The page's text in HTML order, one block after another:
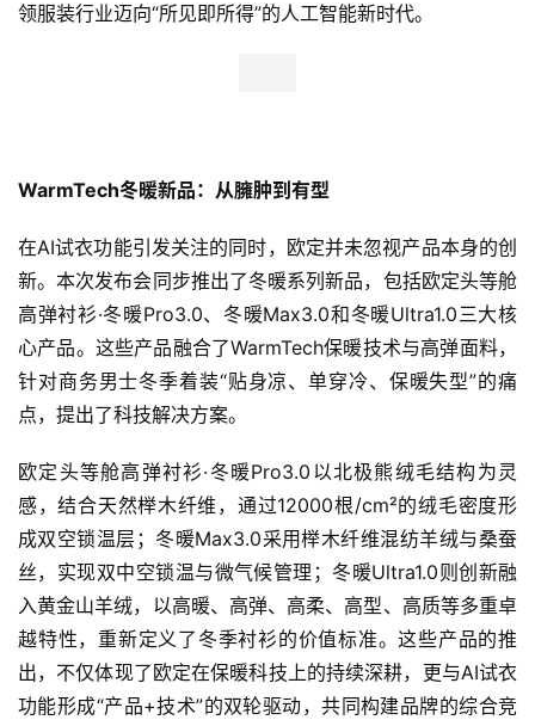
领服装行业迈向“所见即所得”的人工智能新时代。
WarmTech冬暖新品：从臃肿到有型
在AI试衣功能引发关注的同时，欧定并未忽视产品本身的创
新。本次发布会同步推出了冬暖系列新品，包括欧定头等舱
高弹衬衫·冬暖Pro3.0、冬暖Max3.0和冬暖Ultra1.0三大核
心产品。这些产品融合了WarmTech保暖技术与高弹面料，
针对商务男士冬季着装“贴身凉、单穿冷、保暖失型”的痛
点，提出了科技解决方案。
欧定头等舱高弹衬衫·冬暖Pro3.0以北极熊绒毛结构为灵
感，结合天然榉木纤维，通过12000根/cm²的绒毛密度形
成双空锁温层；冬暖Max3.0采用榉木纤维混纺羊绒与桑蚕
丝，实现双中空锁温与微气候管理；冬暖Ultra1.0则创新融
入黄金山羊绒，以高暖、高弹、高柔、高型、高质等多重卓
越特性，重新定义了冬季衬衫的价值标准。这些产品的推
出，不仅体现了欧定在保暖科技上的持续深耕，更与AI试衣
功能形成“产品+技术”的双轮驱动，共同构建品牌的综合竞